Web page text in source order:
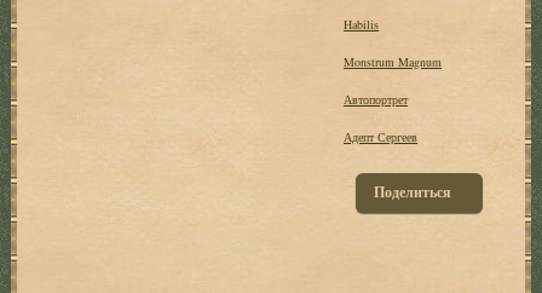
Habilis
Monstrum Magnum
Автопортрет
Адепт Сергеев
Поделиться